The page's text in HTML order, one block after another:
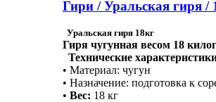
Гири / Уральская гиря /
Уральская гиря 18кг
Гиря чугунная весом 18
Технические
• Материал: чугун
• Назначение: подготовка к
• Вес: 18 кг